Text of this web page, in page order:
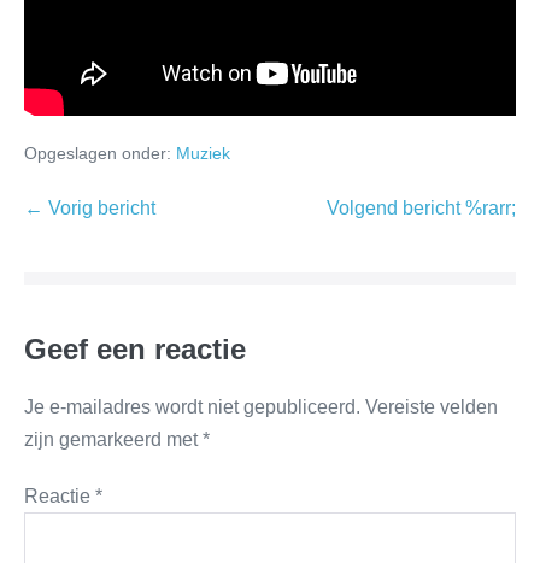
Opgeslagen onder: Muziek
← Vorig bericht Volgend bericht %rarr;
Geef een reactie
Je e-mailadres wordt niet gepubliceerd. Vereiste velden
zijn gemarkeerd met*
Reactie *